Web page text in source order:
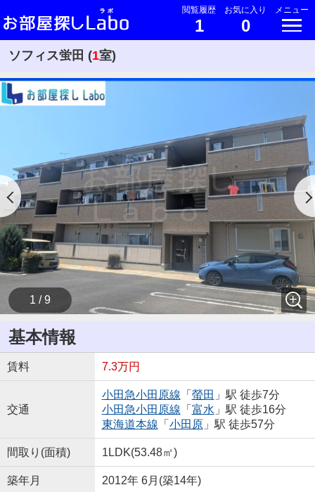
閲覧履歴
1
お気に入り
0
メニュー
ソフィス蛍田 (1室)
1 / 9
基本情報
賃料 7.3万円
交通
小田急小田原線 「 螢田 」駅 徒歩7分
小田急小田原線 「 富水 」駅 徒歩16分
東海道本線 「 小田原」駅 徒歩57分
間取り(面積) 1LDK(53.48㎡)
築年月 2012年 6月(築14年)